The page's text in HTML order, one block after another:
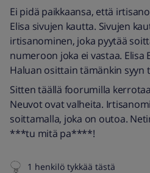
Ei pidä paikkaansa, että
Elisa sivujen kautta. Sivujen
irtisanominen, joka pyytää
numeroon joka ei vastaa. Elisa
Haluan osittain tämänkin syyn
Sitten täällä foorumilla
Neuvot ovat valheita.
soittamalla, joka on outoa.
***tu mitä pa****!
1 henkilö tykkää tästä